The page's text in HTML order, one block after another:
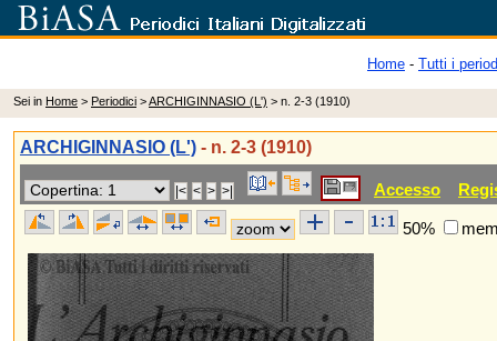
Home - Tutti i
Sei in Home > Periodici >ARCHIGINNASIO (L') > n. 2-3 (1910)
ARCHIGINNASIO (L') - n. 2-3 (1910)
Accesso
50%